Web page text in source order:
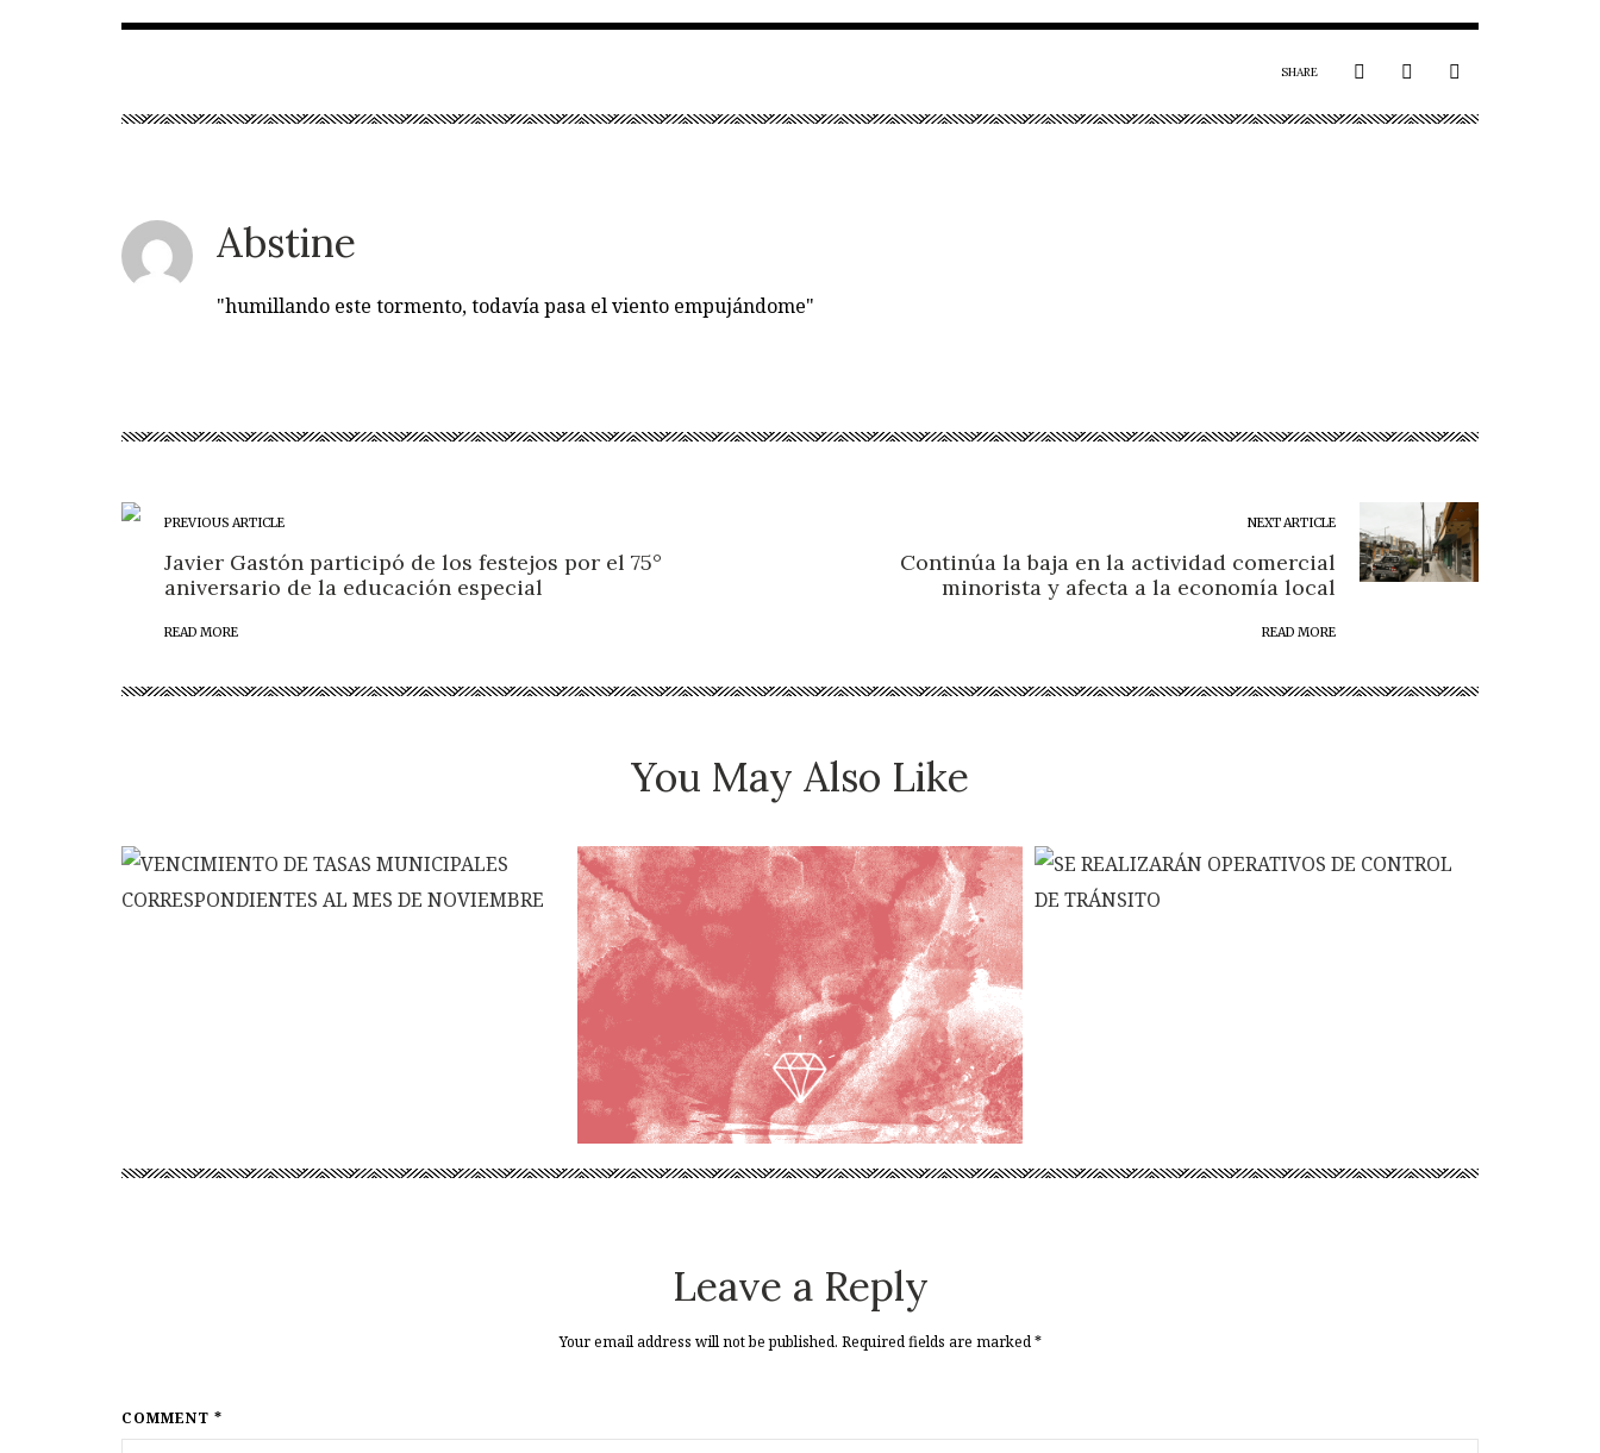
SHARE
Abstine
"humillando este tormento, todavía pasa el viento empujándome"
PREVIOUS ARTICLE
Javier Gastón participó de los festejos por el 75°
aniversario de la educación especial
READ MORE
NEXT ARTICLE
Continúa la baja en la actividad comercial
minorista y afecta a la economía local
READ MORE
You May Also Like
Leave a Reply
Your email address will not be published. Required fields are marked*
COMMENT *